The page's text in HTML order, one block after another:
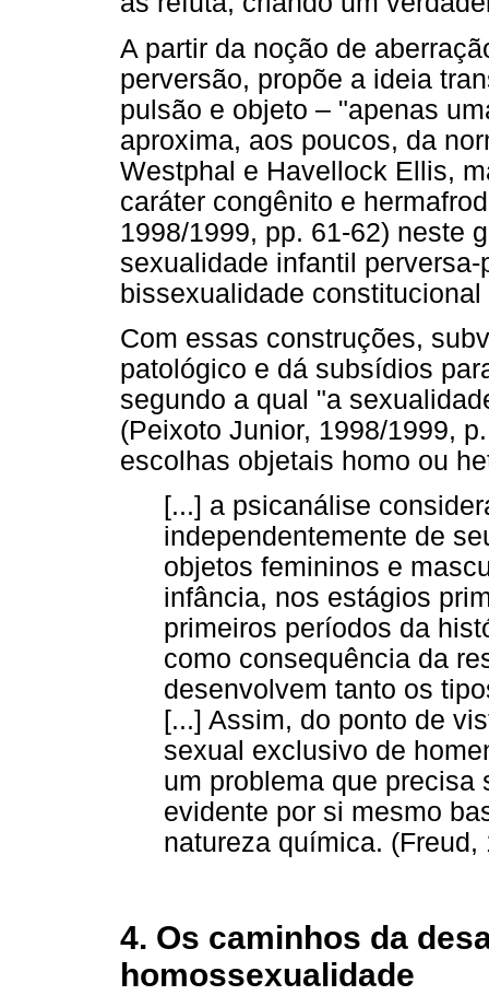
A partir da noção de
perversão, propõe a ideia
pulsão e objeto – "apenas
aproxima, aos poucos, da
Westphal e Havellock Ellis,
caráter congênito e
1998/1999, pp. 61-62) neste
sexualidade infantil
bissexualidade
Com essas construções,
patológico e dá subsídios
segundo a qual "a
(Peixoto Junior, 1998/1999,
escolhas objetais homo ou
[...] a psicanálise
independentemente de
objetos femininos e
infância, nos estágios
primeiros períodos da
como consequência da
desenvolvem tanto os
[...] Assim, do ponto de
sexual exclusivo de
um problema que precisa
evidente por si mesmo
natureza química. (Freud,
4. Os caminhos da
homossexualidade